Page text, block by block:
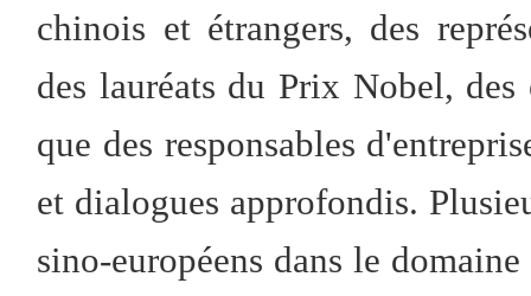
chinois et étrangers, des
des lauréats du Prix Nobel,
que des responsables
et dialogues approfondis.
sino-européens dans le